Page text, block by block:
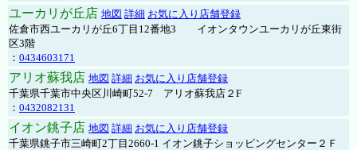
ユーカリが丘店 地図 詳細 お気に入り店舗登録
佐倉市西ユーカリが丘6丁目12番地3 イオンタウンユーカリが丘東街
区3階
： 0434603171
アリオ蘇我店 地図 詳細 お気に入り店舗登録
千葉県千葉市中央区川崎町52-7 アリオ蘇我店２F
： 0432082131
イオン銚子店 地図 詳細 お気に入り店舗登録
千葉県銚子市三崎町2丁目2660-1 イオン銚子ショッピングセンター２Ｆ